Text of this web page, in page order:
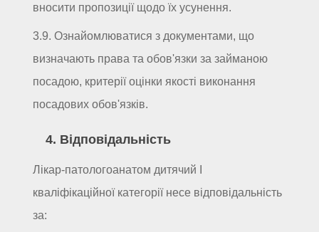
вносити пропозиції щодо їх усунення.
3.9. Ознайомлюватися з документами, що
визначають права та обов'язки за займаною
посадою, критерії оцінки якості виконання
посадових обов'язків.
4. Відповідальність
Лікар-патологоанатом дитячий I
кваліфікаційної категорії несе відповідальність
за: